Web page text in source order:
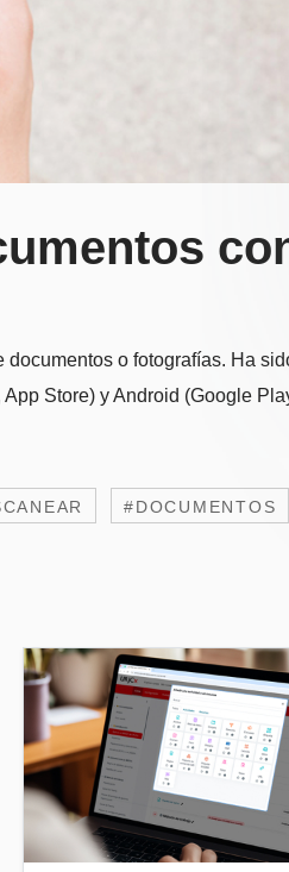
o fotografías. Ha
Store) y Android (Google
#DOCUMENTOS